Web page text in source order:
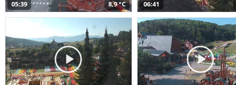
05:39 8,9 °C 06:41